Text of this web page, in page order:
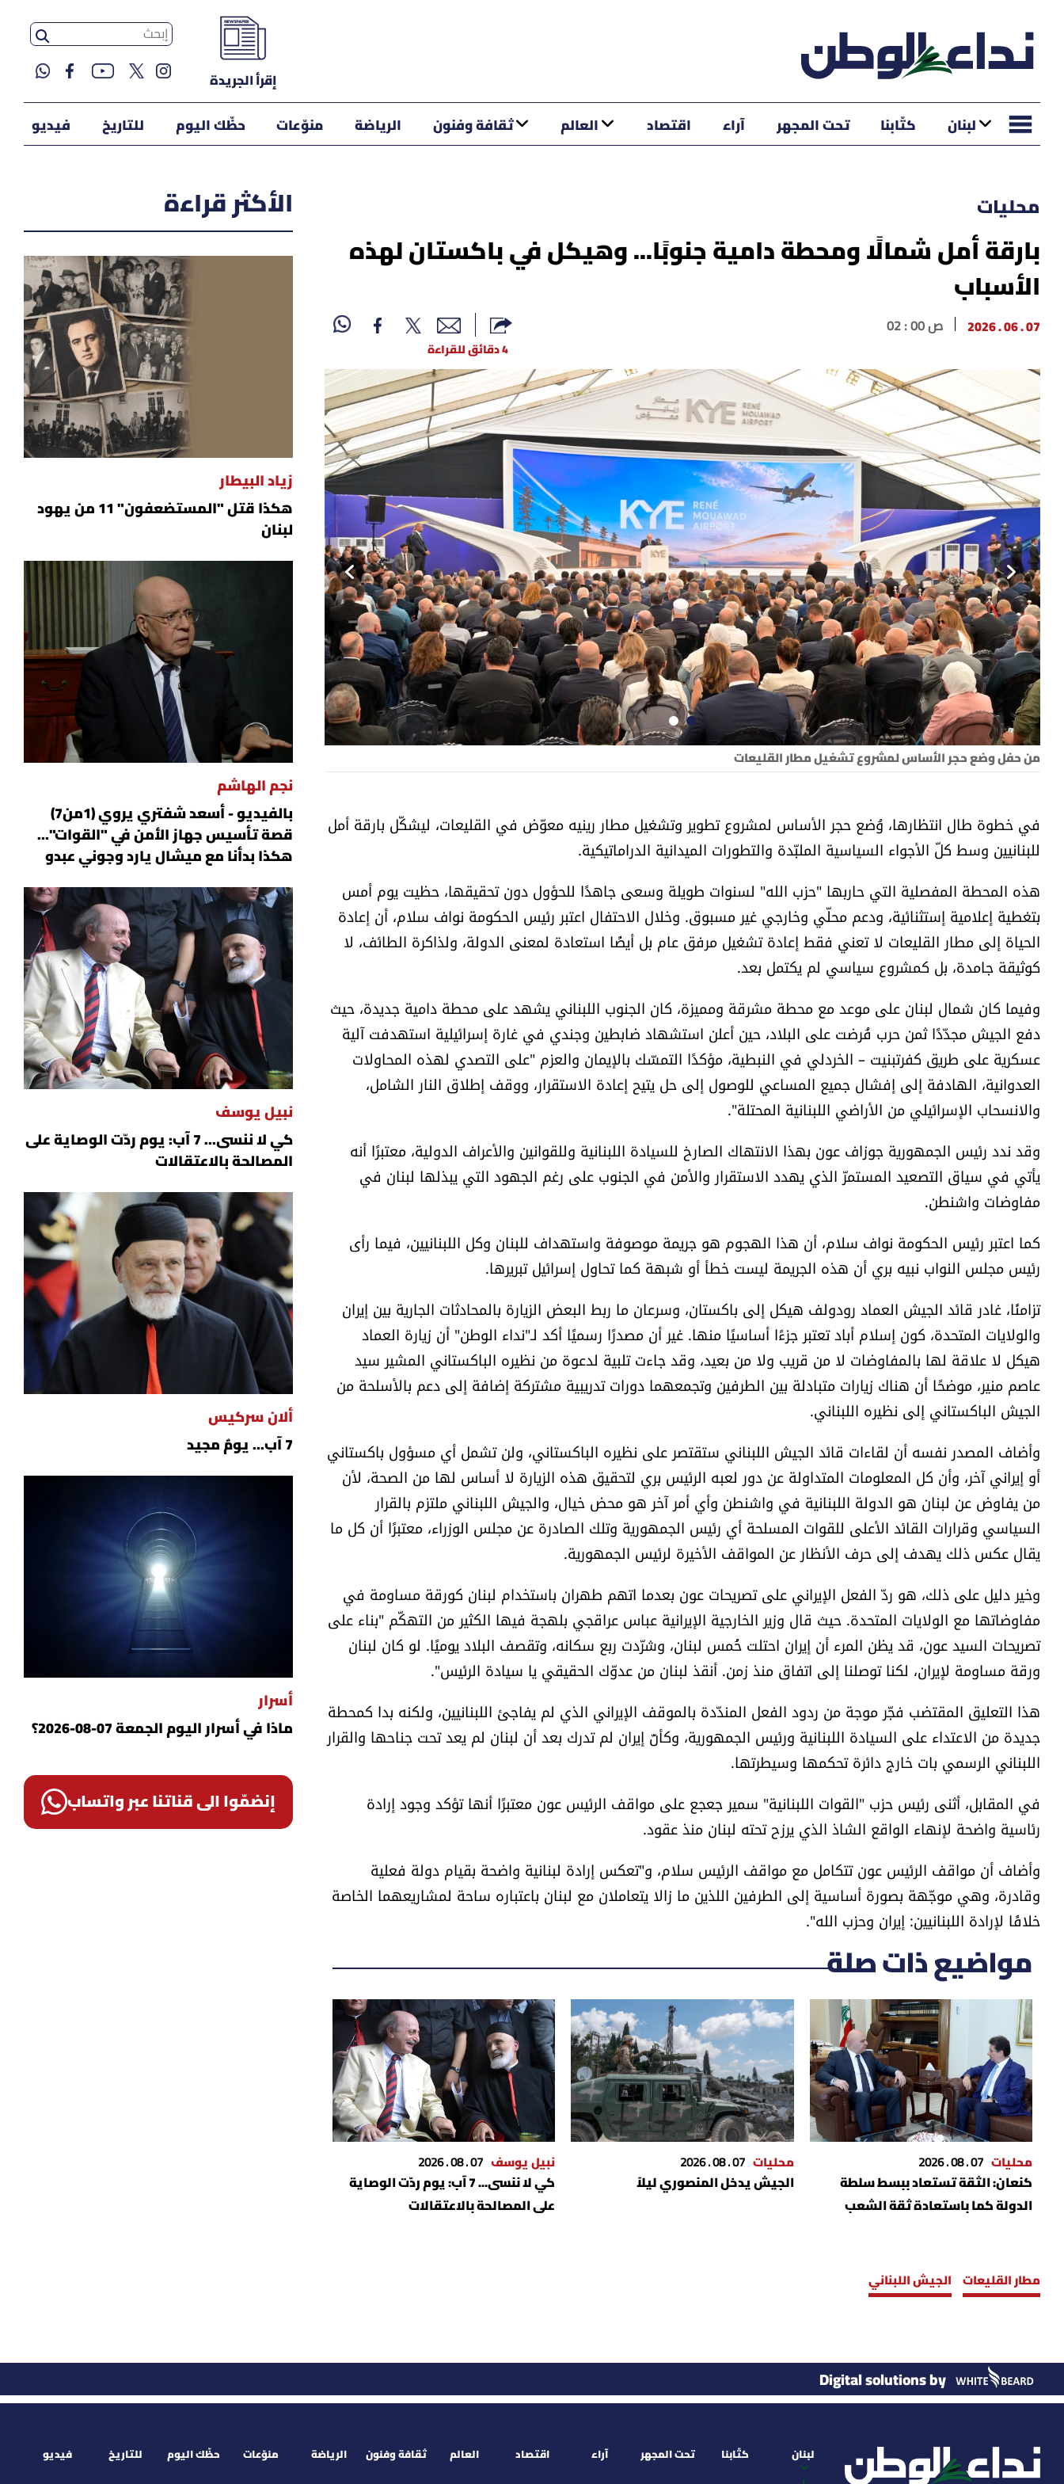
إقرأ الجريدة
لبنان كتّابنا تحت المجهر آراء اقتصاد العالم ثقافة وفنون الرياضة منوّعات حظّك اليوم للتاريخ فيديو
محليات
بارقة أمل شمالًا ومحطة دامية جنوبًا... وهيكل في باكستان لهذه
الأسباب
07 . 06 . 2026 02 : 00 ص
4 دقائق للقراءة
من حفل وضع حجر الأساس لمشروع تشغيل مطار القليعات آلية الجيش المستهدفة على طريق كفرتبنيت - الخردلي
في خطوة طال انتظارها، وُضع حجر الأساس لمشروع تطوير وتشغيل مطار رينيه معوّض في القليعات، ليشكّل بارقة أمل
للبنانيين وسط كلّ الأجواء السياسية الملبّدة والتطورات الميدانية الدراماتيكية.
هذه المحطة المفصلية التي حاربها "حزب الله" لسنوات طويلة وسعى جاهدًا للحؤول دون تحقيقها، حظيت يوم أمس
بتغطية إعلامية إستثنائية، ودعم محلّي وخارجي غير مسبوق. وخلال الاحتفال اعتبر رئيس الحكومة نواف سلام، أن إعادة
الحياة إلى مطار القليعات لا تعني فقط إعادة تشغيل مرفق عام بل أيضًا استعادة لمعنى الدولة، ولذاكرة الطائف، لا
كوثيقة جامدة، بل كمشروع سياسي لم يكتمل بعد.
وفيما كان شمال لبنان على موعد مع محطة مشرقة ومميزة، كان الجنوب اللبناني يشهد على محطة دامية جديدة، حيث
دفع الجيش مجدّدًا ثمن حرب فُرضت على البلاد، حين أعلن استشهاد ضابطين وجندي في غارة إسرائيلية استهدفت آلية
عسكرية على طريق كفرتبنيت – الخردلي في النبطية، مؤكدًا التمسّك بالإيمان والعزم "على التصدي لهذه المحاولات
العدوانية، الهادفة إلى إفشال جميع المساعي للوصول إلى حل يتيح إعادة الاستقرار، ووقف إطلاق النار الشامل،
والانسحاب الإسرائيلي من الأراضي اللبنانية المحتلة".
وقد ندد رئيس الجمهورية جوزاف عون بهذا الانتهاك الصارخ للسيادة اللبنانية وللقوانين والأعراف الدولية، معتبرًا أنه
يأتي في سياق التصعيد المستمرّ الذي يهدد الاستقرار والأمن في الجنوب على رغم الجهود التي يبذلها لبنان في
مفاوضات واشنطن.
كما اعتبر رئيس الحكومة نواف سلام، أن هذا الهجوم هو جريمة موصوفة واستهداف للبنان وكل اللبنانيين، فيما رأى
رئيس مجلس النواب نبيه بري أن هذه الجريمة ليست خطأ أو شبهة كما تحاول إسرائيل تبريرها.
تزامنًا، غادر قائد الجيش العماد رودولف هيكل إلى باكستان، وسرعان ما ربط البعض الزيارة بالمحادثات الجارية بين إيران
والولايات المتحدة، كون إسلام أباد تعتبر جزءًا أساسيًا منها. غير أن مصدرًا رسميًا أكد لـ"نداء الوطن" أن زيارة العماد
هيكل لا علاقة لها بالمفاوضات لا من قريب ولا من بعيد، وقد جاءت تلبية لدعوة من نظيره الباكستاني المشير سيد
عاصم منير، موضحًا أن هناك زيارات متبادلة بين الطرفين وتجمعهما دورات تدريبية مشتركة إضافة إلى دعم بالأسلحة من
الجيش الباكستاني إلى نظيره اللبناني.
وأضاف المصدر نفسه أن لقاءات قائد الجيش اللبناني ستقتصر على نظيره الباكستاني، ولن تشمل أي مسؤول باكستاني
أو إيراني آخر، وأن كل المعلومات المتداولة عن دور لعبه الرئيس بري لتحقيق هذه الزيارة لا أساس لها من الصحة، لأن
من يفاوض عن لبنان هو الدولة اللبنانية في واشنطن وأي أمر آخر هو محض خيال، والجيش اللبناني ملتزم بالقرار
السياسي وقرارات القائد الأعلى للقوات المسلحة أي رئيس الجمهورية وتلك الصادرة عن مجلس الوزراء، معتبرًا أن كل ما
يقال عكس ذلك يهدف إلى حرف الأنظار عن المواقف الأخيرة لرئيس الجمهورية.
وخير دليل على ذلك، هو ردّ الفعل الإيراني على تصريحات عون بعدما اتهم طهران باستخدام لبنان كورقة مساومة في
مفاوضاتها مع الولايات المتحدة. حيث قال وزير الخارجية الإيرانية عباس عراقجي بلهجة فيها الكثير من التهكّم "بناء على
تصريحات السيد عون، قد يظن المرء أن إيران احتلت خُمس لبنان، وشرّدت ربع سكانه، وتقصف البلاد يوميًا. لو كان لبنان
ورقة مساومة لإيران، لكنا توصلنا إلى اتفاق منذ زمن. أنقذ لبنان من عدوّك الحقيقي يا سيادة الرئيس".
هذا التعليق المقتضب فجّر موجة من ردود الفعل المندّدة بالموقف الإيراني الذي لم يفاجئ اللبنانيين، ولكنه بدا كمحطة
جديدة من الاعتداء على السيادة اللبنانية ورئيس الجمهورية، وكأنّ إيران لم تدرك بعد أن لبنان لم يعد تحت جناحها والقرار
اللبناني الرسمي بات خارج دائرة تحكمها وسيطرتها.
في المقابل، أثنى رئيس حزب "القوات اللبنانية" سمير جعجع على مواقف الرئيس عون معتبرًا أنها تؤكد وجود إرادة
رئاسية واضحة لإنهاء الواقع الشاذ الذي يرزح تحته لبنان منذ عقود.
وأضاف أن مواقف الرئيس عون تتكامل مع مواقف الرئيس سلام، و"تعكس إرادة لبنانية واضحة بقيام دولة فعلية
وقادرة، وهي موجّهة بصورة أساسية إلى الطرفين اللذين ما زالا يتعاملان مع لبنان باعتباره ساحة لمشاريعهما الخاصة
خلافًا لإرادة اللبنانيين: إيران وحزب الله".
مواضيع ذات صلة
محليات 07 . 08 . 2026
كنعان‬⁩: الثقة تستعاد ببسط سلطة
الدولة كما باستعادة ثقة الشعب
محليات 07 . 08 . 2026
الجيش يدخل المنصوري ليلاً
نبيل يوسف 07 . 08 . 2026
كي لا ننسى... 7 آب: يوم ردّت الوصاية
على المصالحة بالاعتقالات
مطار القليعات الجيش اللبناني
الأكثر قراءة
زياد البيطار
هكذا قتل "المستضعفون" 11 من يهود
لبنان
نجم الهاشم
بالفيديو - أسعد شفتري يروي (1من7)
قصة تأسيس جهاز الأمن في "القوات"...
هكذا بدأنا مع ميشال يارد وجوني عبدو
نبيل يوسف
كي لا ننسى... 7 آب: يوم ردّت الوصاية على
المصالحة بالاعتقالات
ألان سركيس
7 آب... يومٌ مجيد
أسرار
ماذا في أسرار اليوم الجمعة 07-08-2026؟
إنضمّوا الى قناتنا عبر واتساب
Digital solutions by
لبنان كتّابنا تحت المجهر آراء اقتصاد العالم ثقافة وفنون الرياضة منوّعات حظّك اليوم للتاريخ فيديو